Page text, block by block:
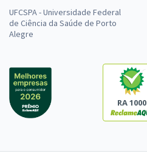
UFCSPA - Universidade Federal
de Ciência da Saúde de Porto
Alegre
RA 1000